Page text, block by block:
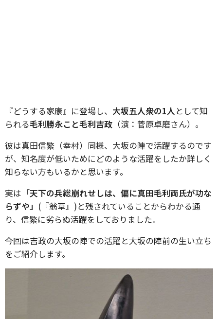
『どうする家康』に登場し、 大坂五人衆の1人として知
られる毛利勝永こと毛利吉政 （演：菅原卓磨さん）。
彼は真田信繁（幸村）同様、大坂の陣で活躍するのです
が、知名度が低いためにどのような活躍をしたか詳しく
知らない方もいるかと思います。
実は 「天下の兵総崩れせしは、偏に真田毛利両氏が功な
らずや」 (『翁草』)と残されていることからわかる通
り、信繁に劣らぬ活躍をしておりました。
今回は吉政の大坂の陣での活躍と大坂の陣前の生い立ち
をご紹介します。